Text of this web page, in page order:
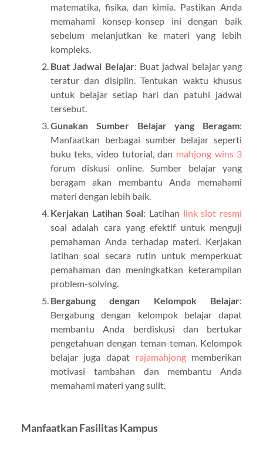
matematika, fisika, dan kimia. Pastikan Anda
memahami konsep-konsep ini dengan baik
sebelum melanjutkan ke materi yang lebih
kompleks.
Buat Jadwal Belajar: Buat jadwal belajar yang
teratur dan disiplin. Tentukan waktu khusus
untuk belajar setiap hari dan patuhi jadwal
tersebut.
Gunakan Sumber Belajar yang Beragam:
Manfaatkan berbagai sumber belajar seperti
buku teks, video tutorial, dan mahjong wins 3
forum diskusi online. Sumber belajar yang
beragam akan membantu Anda memahami
materi dengan lebih baik.
Kerjakan Latihan Soal: Latihan link slot resmi
soal adalah cara yang efektif untuk menguji
pemahaman Anda terhadap materi. Kerjakan
latihan soal secara rutin untuk memperkuat
pemahaman dan meningkatkan keterampilan
problem-solving.
Bergabung dengan Kelompok Belajar:
Bergabung dengan kelompok belajar dapat
membantu Anda berdiskusi dan bertukar
pengetahuan dengan teman-teman. Kelompok
belajar juga dapat rajamahjongmemberikan
motivasi tambahan dan membantu Anda
memahami materi yang sulit.
Manfaatkan Fasilitas Kampus